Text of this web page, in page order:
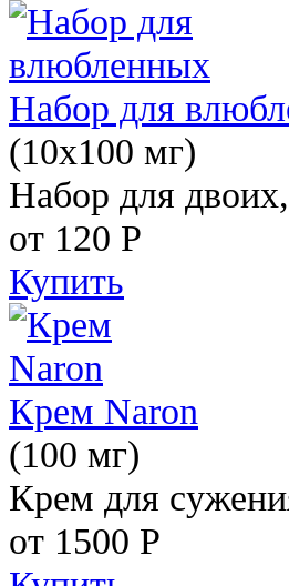
Набор для
(10х100 мг)
Набор для
от 120 Р
Купить
Крем Naron
(100 мг)
Крем для
от 1500 Р